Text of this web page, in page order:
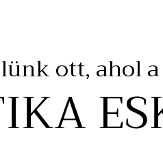
ott, ahol